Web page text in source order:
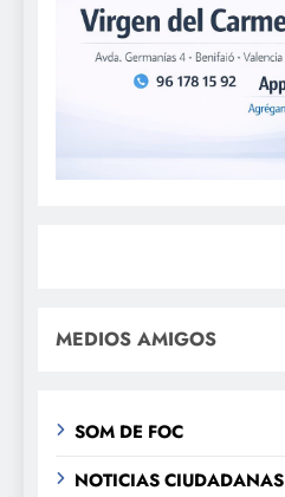
MEDIOS AMIGOS
SOM DE FOC
NOTICIAS CIUDADANAS